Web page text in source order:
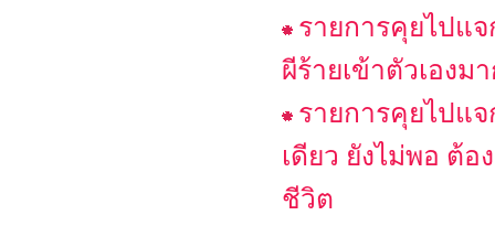
รายการคุยไปแ
ผีร้ายเข้าตัวเองม
รายการคุยไปแจ
เดียว ยังไม่พอ ต้
ชีวิต